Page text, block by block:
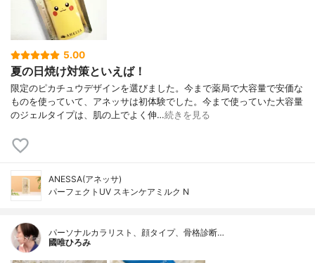
5.00
夏の日焼け対策といえば！
限定のピカチュウデザインを選びました。今まで薬局で大容量で安価な
ものを使っていて、アネッサは初体験でした。今まで使っていた大容量
のジェルタイプは、肌の上でよく伸…続きを見る
ANESSA(アネッサ)
パーフェクトUV スキンケアミルク N
パーソナルカラリスト、顔タイプ、骨格診断…
國唯ひろみ